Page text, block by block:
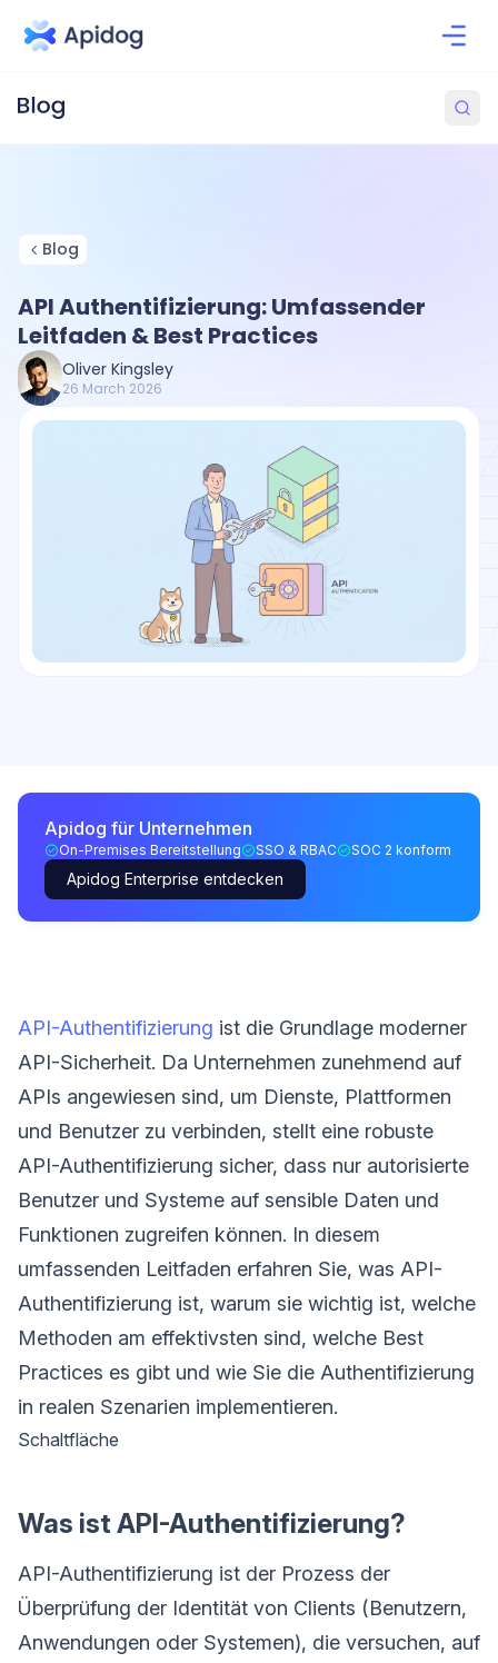
Blog
API Authentifizierung: Umfassender
Leitfaden & Best Practices
Oliver Kingsley
26 March 2026
Apidog für Unternehmen
On-Premises Bereitstellung SSO & RBAC SOC 2 konform
Apidog Enterprise entdecken
API-Authentifizierung ist die Grundlage moderner
API-Sicherheit. Da Unternehmen zunehmend auf
APIs angewiesen sind, um Dienste, Plattformen
und Benutzer zu verbinden, stellt eine robuste
API-Authentifizierung sicher, dass nur autorisierte
Benutzer und Systeme auf sensible Daten und
Funktionen zugreifen können. In diesem
umfassenden Leitfaden erfahren Sie, was API-
Authentifizierung ist, warum sie wichtig ist, welche
Methoden am effektivsten sind, welche Best
Practices es gibt und wie Sie die Authentifizierung
in realen Szenarien implementieren.
Schaltfläche
Was ist API-Authentifizierung?
API-Authentifizierung ist der Prozess der
Überprüfung der Identität von Clients (Benutzern,
Anwendungen oder Systemen), die versuchen, auf